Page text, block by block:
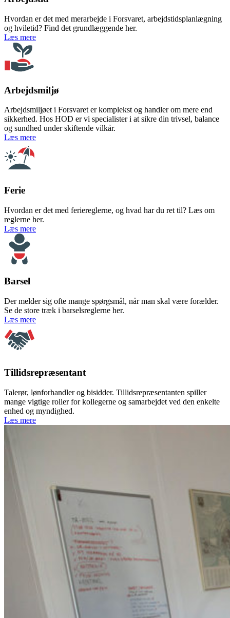
Hvordan er det med merarbejde i Forsvaret, arbejdstidsplanlægning
og hviletid? Find det grundlæggende her.
Læs mereom Arbejdstid
Arbejdsmiljø
Arbejdsmiljøet i Forsvaret er komplekst og handler om mere end
sikkerhed. Hos HOD er vi specialister i at sikre din trivsel, balance
og sundhed under skiftende vilkår.
Læs mereom Arbejdsmiljø
Ferie
Hvordan er det med feriereglerne, og hvad har du ret til? Læs om
reglerne her.
Læs mereom Ferie
Barsel
Der melder sig ofte mange spørgsmål, når man skal være forælder.
Se de store træk i barselsreglerne her.
Læs mereom Barsel
Tillidsrepræsentant
Talerør, lønforhandler og bisidder. Tillidsrepræsentanten spiller
mange vigtige roller for kollegerne og samarbejdet ved den enkelte
enhed og myndighed.
Læs mereom Tillidsrepræsentant